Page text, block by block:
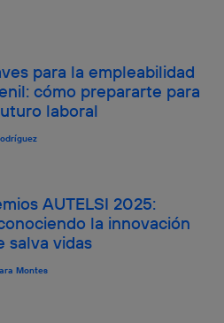
para la empleabilidad
cómo prepararte para
laboral
AUTELSI 2025:
la innovación
salva vidas
Montes